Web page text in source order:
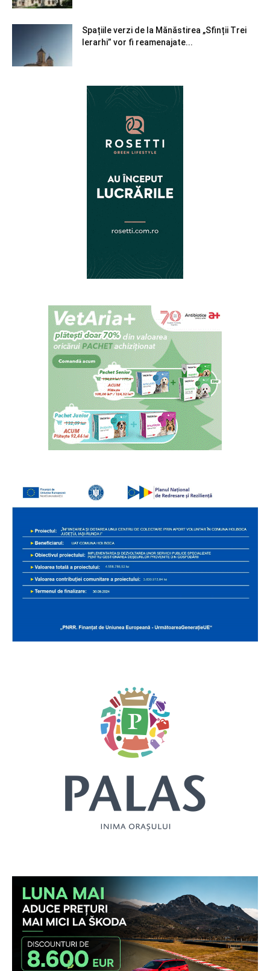
Spațiile verzi de la Mănăstirea „Sfinții Trei
Ierarhi” vor fi reamenajate...